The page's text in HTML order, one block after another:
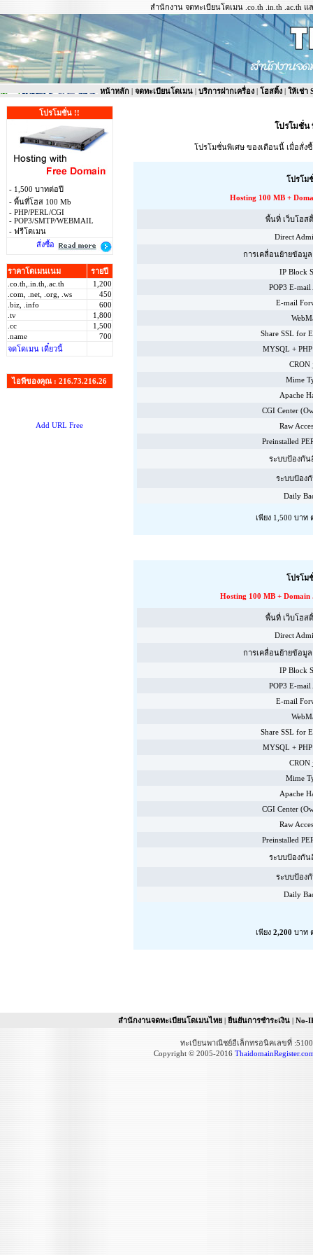
สำนักงาน จดทะเบียนโดเมน .co.th .in.th .ac.th
หน้าหลัก | จดทะเบียนโดเมน | บริการฝากเครื่อง | โฮสติ้ง | ให้เช่า
โปรโมชั่น !!
- 1,500 บาทต่อปี
- พื้นที่โฮส 100 Mb
- PHP/PERL/CGI
- POP3/SMTP/WEBMAIL
- ฟรีโดเมน
สั่งซื้อ
ราคาโดเมนเนม
รายปี
.co.th,.in.th,.ac.th
1,200
.com, .net, .org, .ws
450
.biz, .info
600
.tv
1,800
.cc
1,500
.name
700
จดโดเมน เดี๋ยวนี้
ไอพีของคุณ : 216.73.216.26
Add URL Free
โปรโมชั่น
โปรโมชั่นพิเศษ ของเดือนนี้ เมื่อสั่ง
โปรโม
Hosting 100 MB +
พื้นที่ เว็บโฮส
Direct
การเคลื่อนย้ายข้อมูล
IP Block
POP3 E-mail
E-mail
Share SSL for
MYSQL +
CRON
Mime
Apache
CGI Center
Raw
Preinstalled
ระบบป้องกัน
ระบบป้อง
Daily
เพียง 1,500 บาท
โปรโม
Hosting 100 MB +
พื้นที่ เว็บโฮส
Direct
การเคลื่อนย้ายข้อมูล
IP Block
POP3 E-mail
E-mail
Share SSL for
MYSQL +
CRON
Mime
Apache
CGI Center
Raw
Preinstalled
ระบบป้องกัน
ระบบป้อง
Daily
เพียง 2,200 บาท
สำนักงานจดทะเบียนโดเมนไทย | ยืนยันการชำระเงิน | No-
ทะเบียนพาณิชย์อีเล็กทรอนิคเลขที่
Copyright © 2005-2016